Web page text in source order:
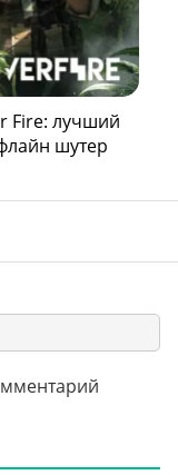
Fire: лучший
шутер